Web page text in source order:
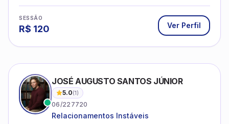
SESSÃO
R$ 120 Ver Perfil
JOSÉ AUGUSTO SANTOS JÚNIOR
5.0(1)
06/227720
Relacionamentos Instáveis